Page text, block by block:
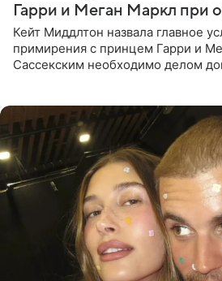
Гарри и Меган Маркл при
Кейт Миддлтон назвала главное
примирения с принцем Гарри и
Сассекским необходимо делом